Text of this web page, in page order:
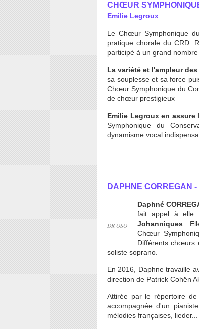
CHŒUR
Emilie Legroux
Le Chœur Symphonique
pratique chorale du CRD.
participé à un grand
La variété et l'ampleur
sa souplesse et sa force
Chœur Symphonique du
de chœur prestigieux
Emilie Legroux en
Symphonique du
dynamisme vocal
DAPHNE CORREGAN
DR OSO
Daphné
fait appel à elle
Johanniques.
Chœur
Différents chœurs
soliste soprano.
En 2016, Daphne travaille
direction de Patrick Cohën
Attirée par le répertoire de
accompagnée d'un
mélodies françaises, lieder...